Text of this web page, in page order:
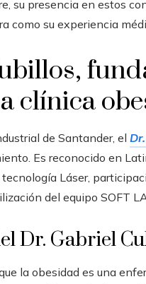
su presencia en estos
como su experiencia
clínica
de Santander, el
Es reconocido en
Láser,
del equipo SOFT
Dr. Gabriel
la obesidad es una